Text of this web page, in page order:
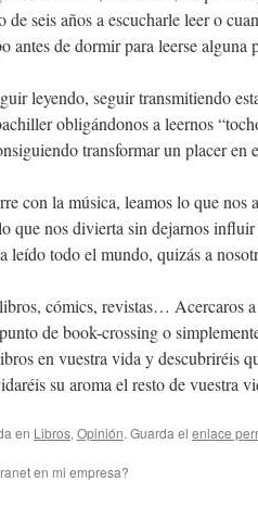
de seis años a escucharle leer o
antes de dormir para leerse alguna
leyendo, seguir transmitiendo
obligándonos a leernos
transformar un placer en
con la música, leamos lo que nos
que nos divierta sin dejarnos
leído todo el mundo, quizás a
cómics, revistas… Acercaros
de book-crossing o
en vuestra vida y descubriréis
su aroma el resto de vuestra
en Libros, Opinión. Guarda el enlace
en mi empresa?